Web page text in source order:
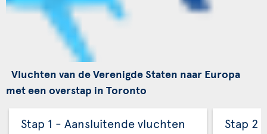
Vluchten van de Verenigde Staten naar Europa
met een overstap in Toronto
Stap 1 - Aansluitende vluchten Stap 2